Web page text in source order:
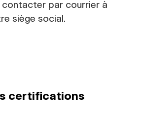
contacter par courrier à
siège social.
certifications